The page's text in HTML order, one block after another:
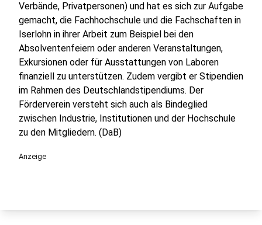
Verbände, Privatpersonen) und hat es sich zur Aufgabe
gemacht, die Fachhochschule und die Fachschaften in
Iserlohn in ihrer Arbeit zum Beispiel bei den
Absolventenfeiern oder anderen Veranstaltungen,
Exkursionen oder für Ausstattungen von Laboren
finanziell zu unterstützen. Zudem vergibt er Stipendien
im Rahmen des Deutschlandstipendiums. Der
Förderverein versteht sich auch als Bindeglied
zwischen Industrie, Institutionen und der Hochschule
zu den Mitgliedern. (DaB)
Anzeige